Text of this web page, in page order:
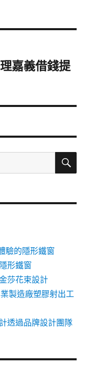
嘉義借錢提
搜
驗的隱形鐵窗
形鐵窗
莎花束設計
製造廠塑膠射出工
透過品牌設計團隊